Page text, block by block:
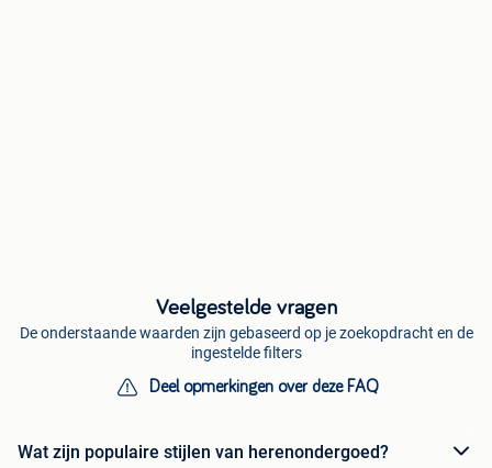
Veelgestelde vragen
De onderstaande waarden zijn gebaseerd op je zoekopdracht en de
ingestelde filters
Deel opmerkingen over deze FAQ
Wat zijn populaire stijlen van herenondergoed?